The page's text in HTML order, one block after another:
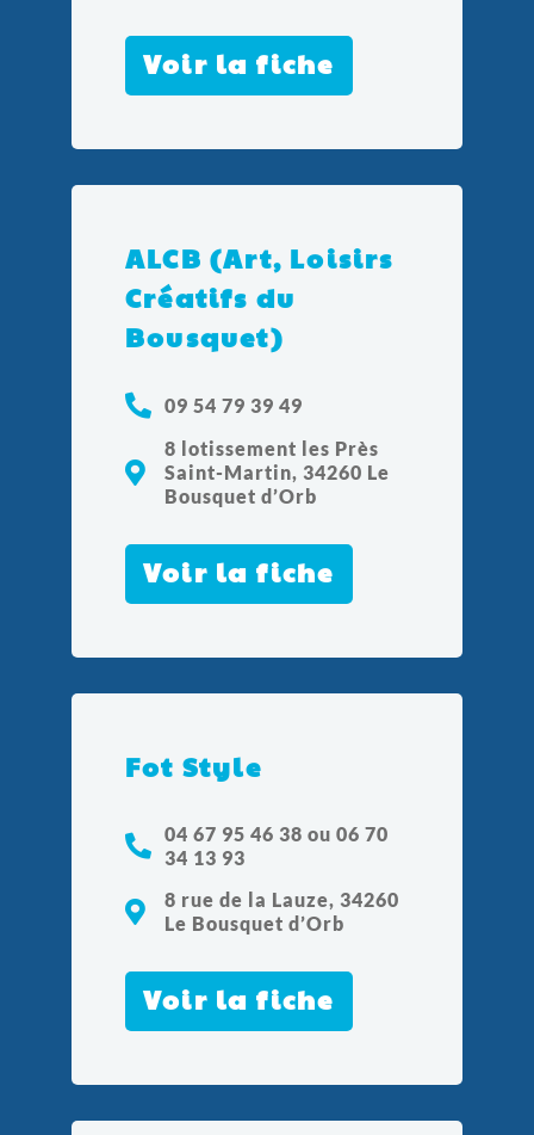
Voir la fiche
ALCB (Art, Loisirs
Créatifs du
Bousquet)
09 54 79 39 49
8 lotissement les Près
Saint-Martin, 34260 Le
Bousquet d’Orb
Voir la fiche
Fot Style
04 67 95 46 38 ou 06 70
34 13 93
8 rue de la Lauze, 34260
Le Bousquet d’Orb
Voir la fiche